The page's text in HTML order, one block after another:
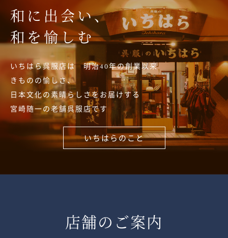
和に出会い、
和を愉しむ
いちはら呉服店は 明治40年の創業以来
きものの愉しさ、
日本文化の素晴らしさをお届けする
宮崎随一の老舗呉服店です
いちはらのこと
店舗のご案内